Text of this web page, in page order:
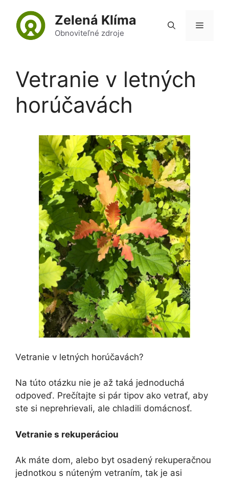
obsah
Zelená Klíma
Obnoviteľné zdroje
Menu
Vetranie v letných
horúčavách
Vetranie v letných horúčavách?
Na túto otázku nie je až taká jednoduchá
odpoveď. Prečítajte si pár tipov ako vetrať, aby
ste si neprehrievali, ale chladili domácnosť.
Vetranie s rekuperáciou
Ak máte dom, alebo byt osadený rekuperačnou
jednotkou s núteným vetraním, tak je asi